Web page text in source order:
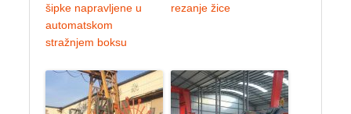
šipke napravljene u
automatskom
stražnjem boksu
rezanje žice